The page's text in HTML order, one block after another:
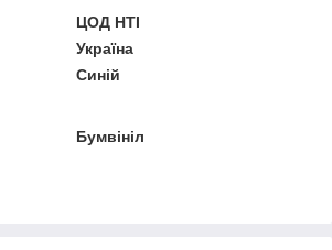
ЦОД НТІ
Україна
Синій
Бумвініл